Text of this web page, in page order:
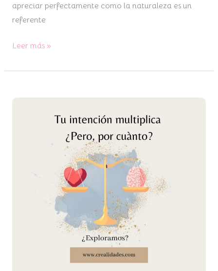
apreciar perfectamente como la naturaleza es un
referente
Leer más »
intención